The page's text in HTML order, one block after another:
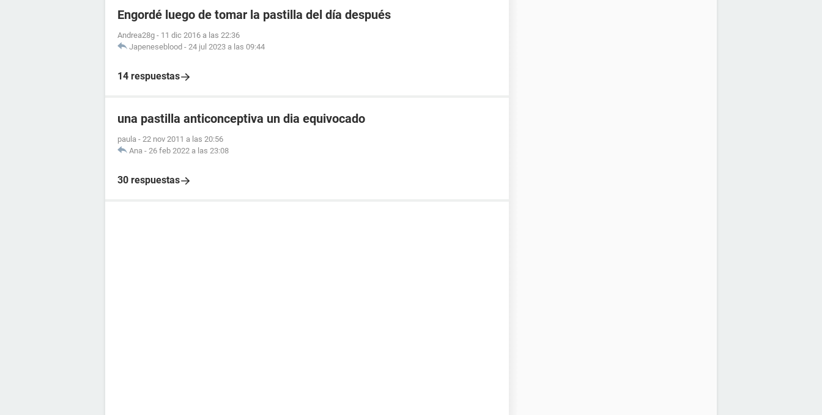
Engordé luego de tomar la pastilla del día después
Andrea28g - 11 dic 2016 a las 22:36
Japeneseblood - 24 jul 2023 a las 09:44
14 respuestas
una pastilla anticonceptiva un dia equivocado
paula - 22 nov 2011 a las 20:56
Ana - 26 feb 2022 a las 23:08
30 respuestas